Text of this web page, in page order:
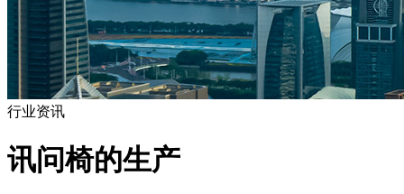
行业资讯
讯问椅的生产